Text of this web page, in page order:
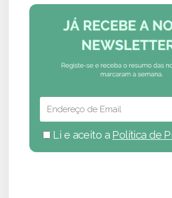
Li e aceito a Política de